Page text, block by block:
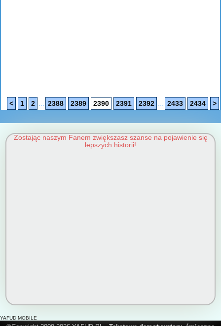
< 1 2 ... 2388 2389 2390 2391 2392 ... 2433 2434 >
Zostając naszym Fanem zwiększasz szanse na pojawienie się
lepszych historii!
YAFUD MOBILE